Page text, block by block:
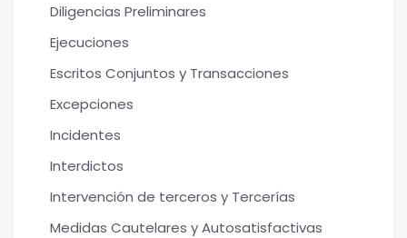
Diligencias Preliminares
Ejecuciones
Escritos Conjuntos y Transacciones
Excepciones
Incidentes
Interdictos
Intervención de terceros y Tercerías
Medidas Cautelares y Autosatisfactivas